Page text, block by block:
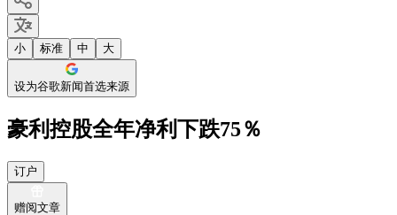
小 标准 中 大
设为谷歌新闻首选来源
豪利控股全年净利下跌75％
订户
赠阅文章